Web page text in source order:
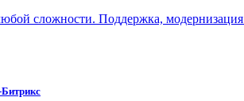
сложности. Поддержка,